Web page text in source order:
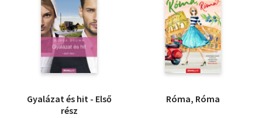
Gyalázat és hit - Első
rész
Róma, Róma